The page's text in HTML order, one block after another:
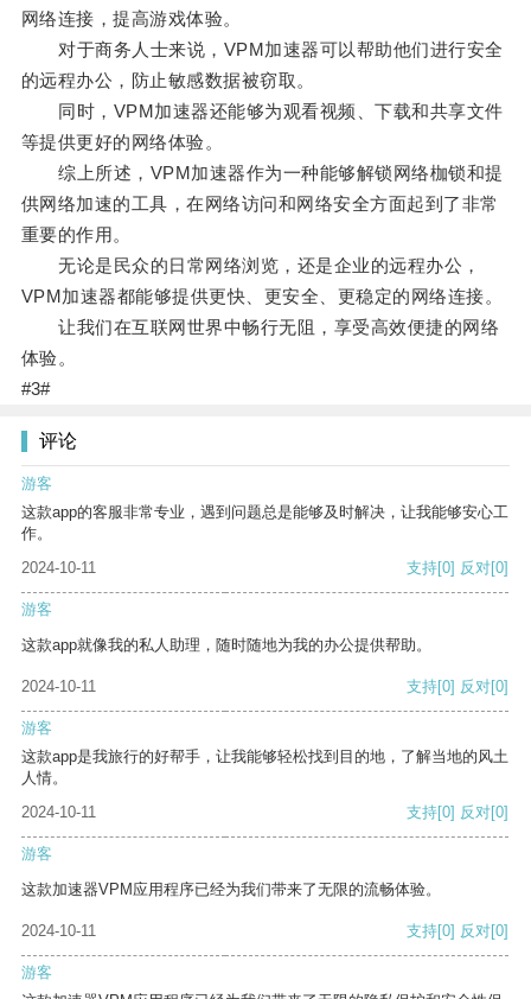
网络连接，提高游戏体验。
对于商务人士来说，VPM加速器可以帮助他们进行安全
的远程办公，防止敏感数据被窃取。
同时，VPM加速器还能够为观看视频、下载和共享文件
等提供更好的网络体验。
综上所述，VPM加速器作为一种能够解锁网络枷锁和提
供网络加速的工具，在网络访问和网络安全方面起到了非常
重要的作用。
无论是民众的日常网络浏览，还是企业的远程办公，
VPM加速器都能够提供更快、更安全、更稳定的网络连接。
让我们在互联网世界中畅行无阻，享受高效便捷的网络
体验。
#3#
评论
游客
这款app的客服非常专业，遇到问题总是能够及时解决，让我能够安心工
作。
2024-10-11
支持[0] 反对[0]
游客
这款app就像我的私人助理，随时随地为我的办公提供帮助。
2024-10-11 支持[0] 反对[0]
游客
这款app是我旅行的好帮手，让我能够轻松找到目的地，了解当地的风土
人情。
2024-10-11
支持[0] 反对[0]
游客
这款加速器VPM应用程序已经为我们带来了无限的流畅体验。
2024-10-11 支持[0] 反对[0]
游客